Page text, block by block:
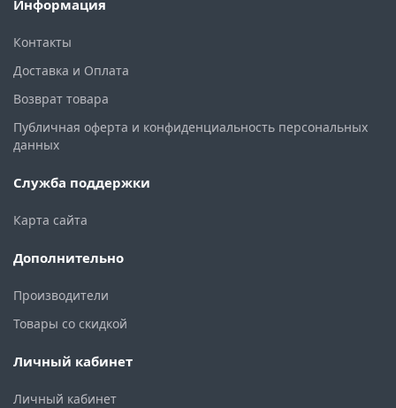
Информация
Контакты
Доставка и Оплата
Возврат товара
Публичная оферта и конфиденциальность персональных
данных
Служба поддержки
Карта сайта
Дополнительно
Производители
Товары со скидкой
Личный кабинет
Личный кабинет